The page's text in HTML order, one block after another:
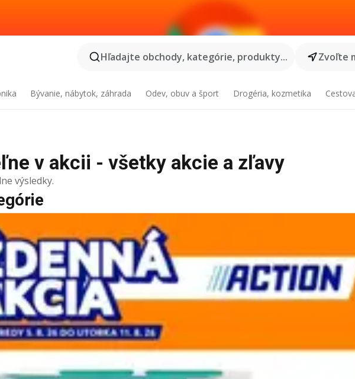
Hľadajte obchody, kategórie, produkty...
Zvoľte
Bývanie, nábytok, záhrada Odev, obuv a šport Drogéria, kozmetika
v akcii - všetky akcie a zľavy
výsledky.